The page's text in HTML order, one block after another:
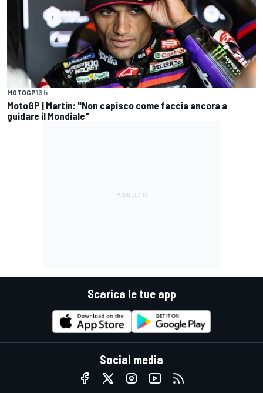
MOTOGP13 h
MotoGP | Martin: "Non capisco come faccia ancora a
guidare il Mondiale"
Scarica le tue app
Social media